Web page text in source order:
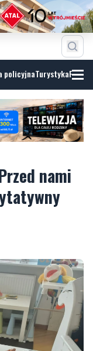
policyjnaTurystyka
nami